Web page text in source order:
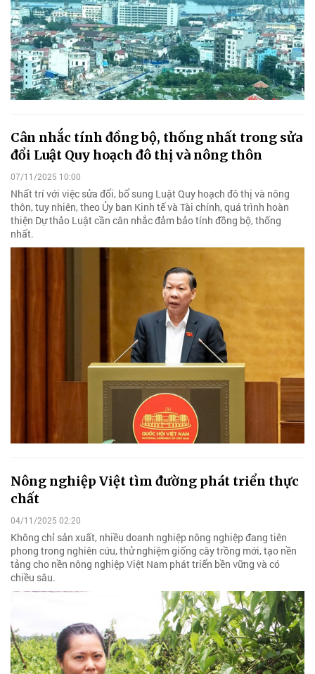
Cân nhắc tính đồng bộ, thống nhất trong sửa
đổi Luật Quy hoạch đô thị và nông thôn
07/11/2025 10:00
Nhất trí với việc sửa đổi, bổ sung Luật Quy hoạch đô thị và nông
thôn, tuy nhiên, theo Ủy ban Kinh tế và Tài chính, quá trình hoàn
thiện Dự thảo Luật cần cân nhắc đảm bảo tính đồng bộ, thống
nhất.
Nông nghiệp Việt tìm đường phát triển thực
chất
04/11/2025 02:20
Không chỉ sản xuất, nhiều doanh nghiệp nông nghiệp đang tiên
phong trong nghiên cứu, thử nghiệm giống cây trồng mới, tạo nền
tảng cho nền nông nghiệp Việt Nam phát triển bền vững và có
chiều sâu.